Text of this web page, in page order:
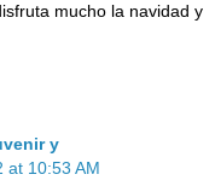
mucho la navidad y
y
at 10:53 AM